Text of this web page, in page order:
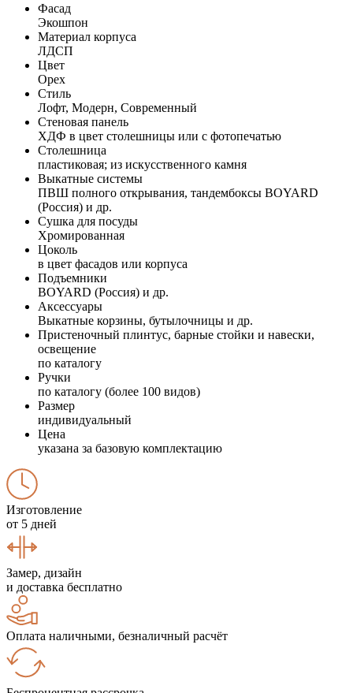
Фасад
Экошпон
Материал корпуса
ЛДСП
Цвет
Орех
Стиль
Лофт, Модерн, Современный
Стеновая панель
ХДФ в цвет столешницы или с фотопечатью
Столешница
пластиковая; из искусственного камня
Выкатные системы
ПВШ полного открывания, тандембоксы BOYARD
(Россия) и др.
Сушка для посуды
Хромированная
Цоколь
в цвет фасадов или корпуса
Подъемники
BOYARD (Россия) и др.
Аксессуары
Выкатные корзины, бутылочницы и др.
Пристеночный плинтус, барные стойки и навески,
освещение
по каталогу
Ручки
по каталогу (более 100 видов)
Размер
индивидуальный
Цена
указана за базовую комплектацию
Изготовление
от 5 дней
Замер, дизайн
и доставка бесплатно
Оплата наличными, безналичный расчёт